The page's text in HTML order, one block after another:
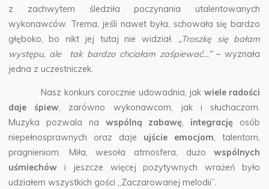
z zachwytem śledziła poczynania utalentowanych
wykonawców. Trema, jeśli nawet była, schowała się bardzo
głęboko, bo nikt jej tutaj nie widział. „Troszkę się bałam
występu, ale tak bardzo chciałam zaśpiewać…”– wyznała
jedna z uczestniczek.
Nasz konkurs corocznie udowadnia, jakwiele radości
daje śpiew, zarówno wykonawcom, jak i słuchaczom.
Muzyka pozwala na wspólną zabawę, integrację osób
niepełnosprawnych oraz daje ujście emocjom, talentom,
pragnieniom. Miła, wesoła atmosfera, dużo wspólnych
uśmiechów i jeszcze więcej pozytywnych wrażeń było
udziałem wszystkich gości „Zaczarowanej melodii”.